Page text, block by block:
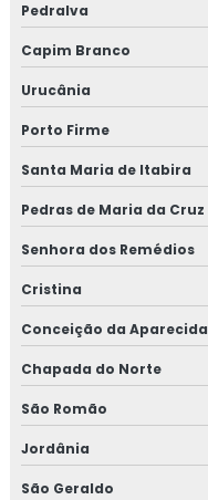
Pedralva
Capim Branco
Urucânia
Porto Firme
Santa Maria de Itabira
Pedras de Maria da Cruz
Senhora dos Remédios
Cristina
Conceição da Aparecida
Chapada do Norte
São Romão
Jordânia
São Geraldo